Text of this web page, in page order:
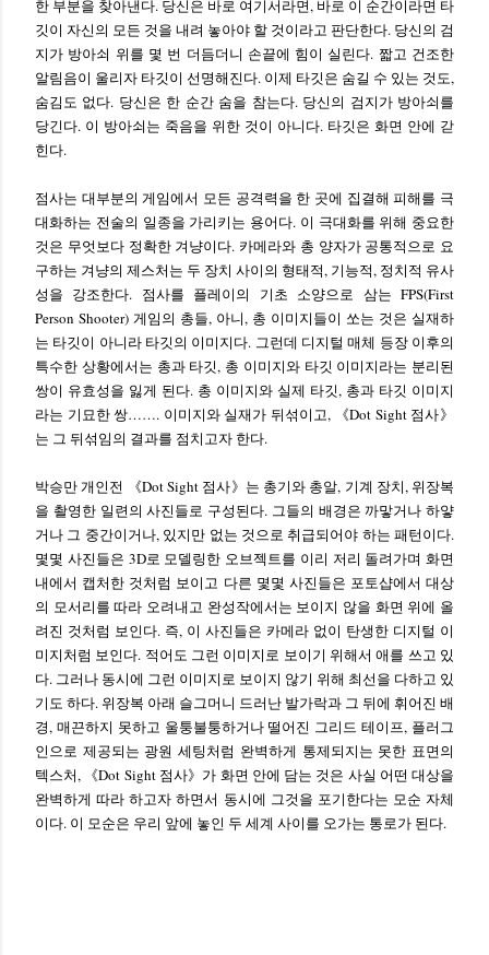
한 부분을 찾아낸다. 당신은 바로 여기서라면, 바로 이 순간이라면 타
깃이 자신의 모든 것을 내려 놓아야 할 것이라고 판단한다. 당신의 검
지가 방아쇠 위를 몇 번 더듬더니 손끝에 힘이 실린다. 짧고 건조한
알림음이 울리자 타깃이 선명해진다. 이제 타깃은 숨길 수 있는 것도,
숨김도 없다. 당신은 한 순간 숨을 참는다. 당신의 검지가 방아쇠를
당긴다. 이 방아쇠는 죽음을 위한 것이 아니다. 타깃은 화면 안에 갇
힌다.
점사는 대부분의 게임에서 모든 공격력을 한 곳에 집결해 피해를 극
대화하는 전술의 일종을 가리키는 용어다. 이 극대화를 위해 중요한
것은 무엇보다 정확한 겨냥이다. 카메라와 총 양자가 공통적으로 요
구하는 겨냥의 제스처는 두 장치 사이의 형태적, 기능적, 정치적 유사
성을 강조한다. 점사를 플레이의 기초 소양으로 삼는 FPS(First
Person Shooter) 게임의 총들, 아니, 총 이미지들이 쏘는 것은 실재하
는 타깃이 아니라 타깃의 이미지다. 그런데 디지털 매체 등장 이후의
특수한 상황에서는 총과 타깃, 총 이미지와 타깃 이미지라는 분리된
쌍이 유효성을 잃게 된다. 총 이미지와 실제 타깃, 총과 타깃 이미지
라는 기묘한 쌍……. 이미지와 실재가 뒤섞이고, 《Dot Sight 점사》
는 그 뒤섞임의 결과를 점치고자 한다.
박승만 개인전 《Dot Sight 점사》는 총기와 총알, 기계 장치, 위장복
을 촬영한 일련의 사진들로 구성된다. 그들의 배경은 까맣거나 하얗
거나 그 중간이거나, 있지만 없는 것으로 취급되어야 하는 패턴이다.
몇몇 사진들은 3D로 모델링한 오브젝트를 이리 저리 돌려가며 화면
내에서 캡처한 것처럼 보이고 다른 몇몇 사진들은 포토샵에서 대상
의 모서리를 따라 오려내고 완성작에서는 보이지 않을 화면 위에 올
려진 것처럼 보인다. 즉, 이 사진들은 카메라 없이 탄생한 디지털 이
미지처럼 보인다. 적어도 그런 이미지로 보이기 위해서 애를 쓰고 있
다. 그러나 동시에 그런 이미지로 보이지 않기 위해 최선을 다하고 있
기도 하다. 위장복 아래 슬그머니 드러난 발가락과 그 뒤에 휘어진 배
경, 매끈하지 못하고 울퉁불퉁하거나 떨어진 그리드 테이프, 플러그
인으로 제공되는 광원 세팅처럼 완벽하게 통제되지는 못한 표면의
텍스처, 《Dot Sight 점사》가 화면 안에 담는 것은 사실 어떤 대상을
완벽하게 따라 하고자 하면서 동시에 그것을 포기한다는 모순 자체
이다. 이 모순은 우리 앞에 놓인 두 세계 사이를 오가는 통로가 된다.